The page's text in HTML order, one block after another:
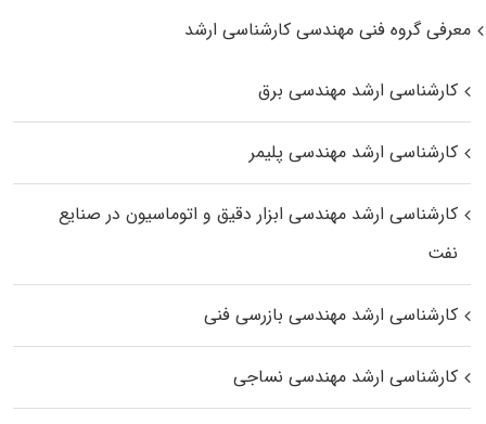
معرفی گروه فنی مهندسی کارشناسی ارشد
کارشناسی ارشد مهندسی برق
کارشناسی ارشد مهندسی پلیمر
کارشناسی ارشد مهندسی ابزار دقیق و اتوماسیون در صنایع
نفت
کارشناسی ارشد مهندسی بازرسی فنی
کارشناسی ارشد مهندسی نساجی